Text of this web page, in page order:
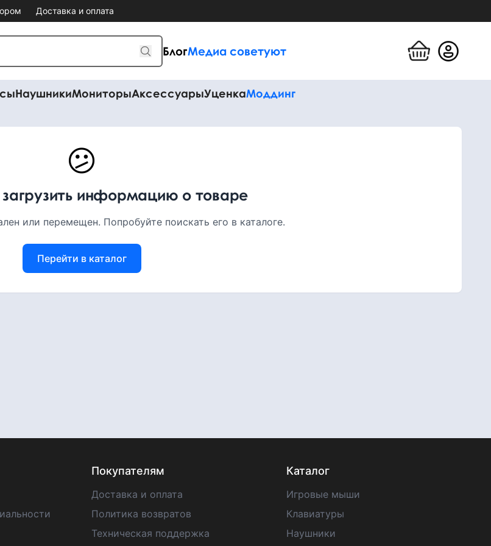
Доставка и оплата
БлогМедиа советуют
НаушникиМониторыАксессуарыУценкаМоддинг
😕
информацию о товаре
или перемещен. Попробуйте поискать его в каталоге.
Перейти в каталог
Покупателям
Доставка и оплата
Политика возвратов
Техническая поддержка
Каталог
Игровые мыши
Клавиатуры
Наушники